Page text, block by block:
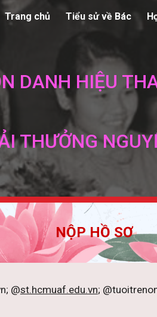
Trang chủ Tiểu sử về Bác
DANH HIỆU
THƯỞNG
NỘP HỒ SƠ
@st.hcmuaf.edu.vn;